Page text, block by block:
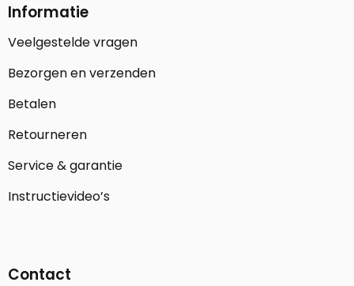
Informatie
Veelgestelde vragen
Bezorgen en verzenden
Betalen
Retourneren
Service & garantie
Instructievideo’s
Contact